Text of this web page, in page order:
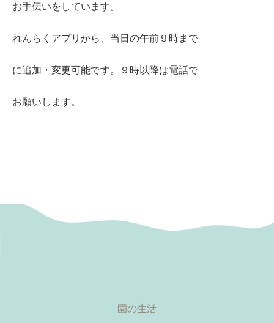
お手伝いをしています。
れんらくアプリから、当日の午前９時まで
に追加・変更可能です。９時以降は電話で
お願いします。
園の生活